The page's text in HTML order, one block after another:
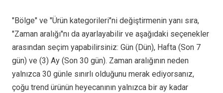
"Bölge" ve "Ürün kategorileri"ni değiştirmenin yanı sıra,
"Zaman aralığı"nı da ayarlayabilir ve aşağıdaki seçenekler
arasından seçim yapabilirsiniz: Gün (Dün), Hafta (Son 7
gün) ve (3) Ay (Son 30 gün). Zaman aralığının neden
yalnızca 30 günle sınırlı olduğunu merak ediyorsanız,
çoğu trend ürünün heyecanının yalnızca bir ay kadar